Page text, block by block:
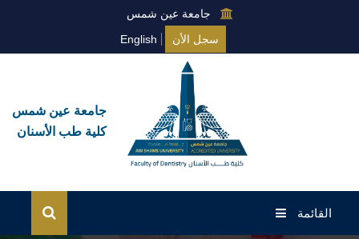
جامعة عين شمس
سجل الأن
English
جامعة عين شمس
كلية طب الأسنان
القائمة